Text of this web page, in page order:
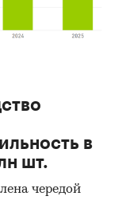
в
шт.
чередой